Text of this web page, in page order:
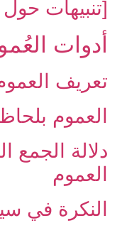
[تنبيهات حول
أدوات
تعريف
العموم
دلالة الجمع
العموم
النكرة في